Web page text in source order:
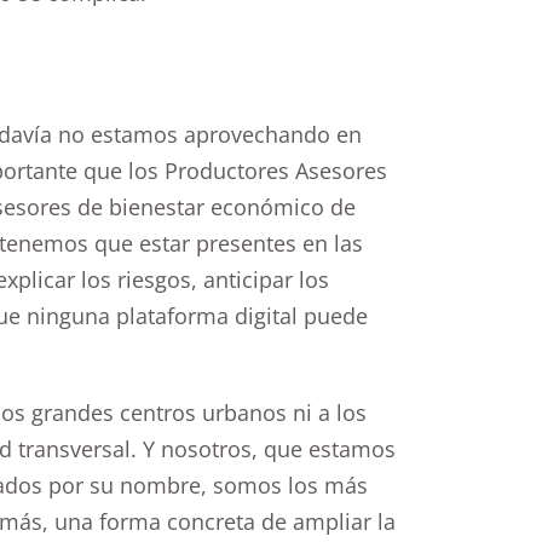
no estamos aprovechando en
que los Productores Asesores
de bienestar económico de
que estar presentes en las
los riesgos, anticipar los
ninguna plataforma digital puede
grandes centros urbanos ni a los
transversal. Y nosotros, que estamos
por su nombre, somos los más
una forma concreta de ampliar la